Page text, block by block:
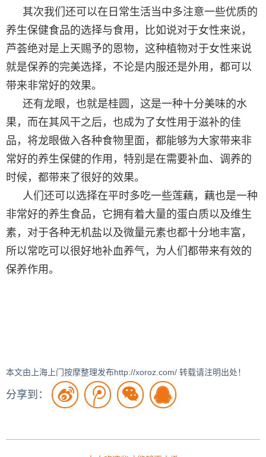
其次我们还可以在日常生活当中多注意一些优质的
养生保健食品的选择与食用，比如说对于女性来说，
芦荟绝对是上天赐予的恩物，这种植物对于女性来说
就是保养的完美选择，不论是内服还是外用，都可以
带来非常好的效果。
还有龙眼，也就是桂圆，这是一种十分美味的水
果，而在其风干之后，也成为了女性用于滋补的佳
品，将龙眼做入各种食物里面，都能够为大家带来非
常好的养生保健的作用，特别是在需要补血、调养的
时候，都带来了很好的效果。
人们还可以选择在平时多吃一些莲藕，藕也是一种
非常好的养生食品，它拥有着大量的蛋白质以及维生
素，对于各种无机盐以及微量元素也都十分地丰富，
所以常吃可以很好地补血养气，为人们都带来有效的
保养作用。
本文由上海上门按摩整理发布http://xoroz.com/ 转载请注明出处！
分享到：